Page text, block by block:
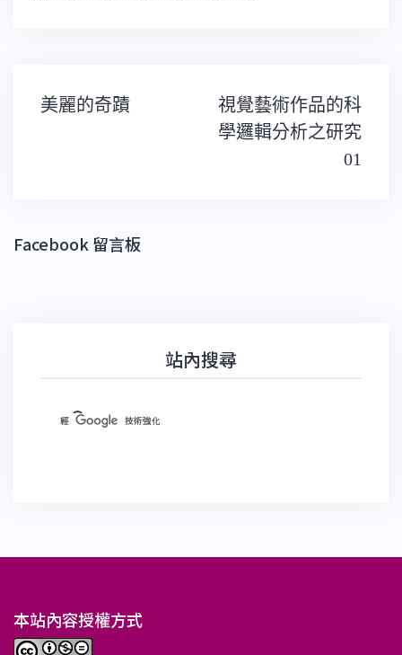
文
章
美麗的奇蹟
視覺藝術作品的科
學邏輯分析之研究
01
Facebook 留言板
站內搜尋
本站內容授權方式